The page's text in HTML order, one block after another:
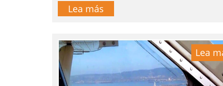
Lea más
Lea